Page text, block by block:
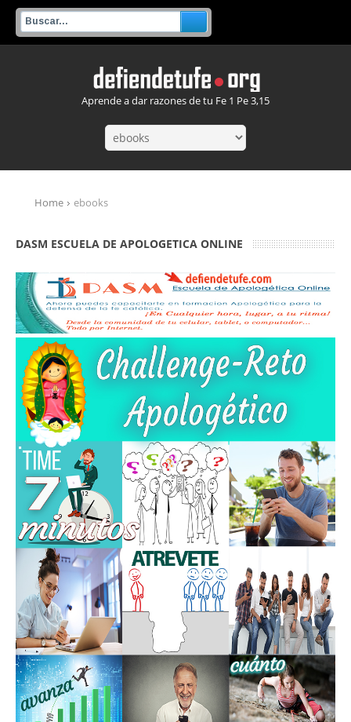
Aprende a dar razones de tu Fe 1 Pe 3,15
Home ebooks
DASM ESCUELA DE APOLOGETICA ONLINE